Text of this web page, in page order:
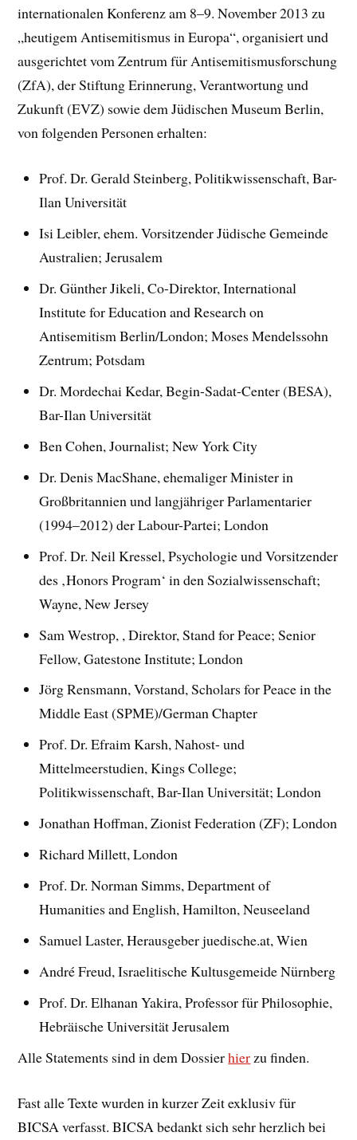
internationalen Konferenz am 8–9. November 2013 zu
„heutigem Antisemitismus in Europa“, organisiert und
ausgerichtet vom Zentrum für Antisemitismusforschung
(ZfA), der Stiftung Erinnerung, Verantwortung und
Zukunft (EVZ) sowie dem Jüdischen Museum Berlin,
von folgenden Personen erhalten:
Prof. Dr. Gerald Steinberg, Politikwissenschaft, Bar-
Ilan Universität
Isi Leibler, ehem. Vorsitzender Jüdische Gemeinde
Australien; Jerusalem
Dr. Günther Jikeli, Co-Direktor, International
Institute for Education and Research on
Antisemitism Berlin/London; Moses Mendelssohn
Zentrum; Potsdam
Dr. Mordechai Kedar, Begin-Sadat-Center (BESA),
Bar-Ilan Universität
Ben Cohen, Journalist; New York City
Dr. Denis MacShane, ehemaliger Minister in
Großbritannien und langjähriger Parlamentarier
(1994–2012) der Labour-Partei; London
Prof. Dr. Neil Kressel, Psychologie und Vorsitzender
des ‚Honors Program‘ in den Sozialwissenschaft;
Wayne, New Jersey
Sam Westrop, , Direktor, Stand for Peace; Senior
Fellow, Gatestone Institute; London
Jörg Rensmann, Vorstand, Scholars for Peace in the
Middle East (SPME)/German Chapter
Prof. Dr. Efraim Karsh, Nahost- und
Mittelmeerstudien, Kings College;
Politikwissenschaft, Bar-Ilan Universität; London
Jonathan Hoffman, Zionist Federation (ZF); London
Richard Millett, London
Prof. Dr. Norman Simms, Department of
Humanities and English, Hamilton, Neuseeland
Samuel Laster, Herausgeber juedische.at, Wien
André Freud, Israelitische Kultusgemeide Nürnberg
Prof. Dr. Elhanan Yakira, Professor für Philosophie,
Hebräische Universität Jerusalem
Alle Statements sind in dem Dossierhier zu finden.
Fast alle Texte wurden in kurzer Zeit exklusiv für
BICSA verfasst. BICSA bedankt sich sehr herzlich bei